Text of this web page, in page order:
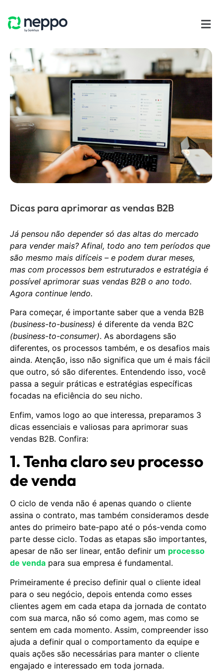
Dicas para aprimorar as vendas B2B
Já pensou não depender só das altas do mercado
para vender mais? Afinal, todo ano tem períodos que
são mesmo mais difíceis – e podem durar meses,
mas com processos bem estruturados e estratégia é
possível aprimorar suas vendas B2B o ano todo.
Agora continue lendo.
Para começar, é importante saber que a venda B2B
(business-to-business) é diferente da venda B2C
(business-to-consumer). As abordagens são
diferentes, os processos também, e os desafios mais
ainda. Atenção, isso não significa que um é mais fácil
que outro, só são diferentes. Entendendo isso, você
passa a seguir práticas e estratégias específicas
focadas na eficiência do seu nicho.
Enfim, vamos logo ao que interessa, preparamos 3
dicas essenciais e valiosas para aprimorar suas
vendas B2B. Confira:
1. Tenha claro seu processo
de venda
O ciclo de venda não é apenas quando o cliente
assina o contrato, mas também consideramos desde
antes do primeiro bate-papo até o pós-venda como
parte desse ciclo. Todas as etapas são importantes,
apesar de não ser linear, então definir um processo
de venda para sua empresa é fundamental.
Primeiramente é preciso definir qual o cliente ideal
para o seu negócio, depois entenda como esses
clientes agem em cada etapa da jornada de contato
com sua marca, não só como agem, mas como se
sentem em cada momento. Assim, compreender isso
ajuda a definir qual o comportamento da equipe e
quais ações são necessárias para manter o cliente
engajado e interessado em toda jornada.